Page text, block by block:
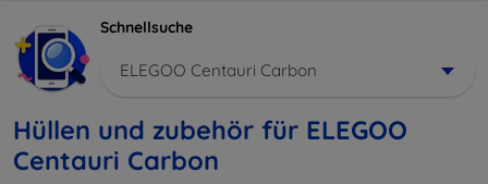
Schnellsuche
ELEGOO Centauri Carbon
Hüllen und zubehör für ELEGOO
Centauri Carbon